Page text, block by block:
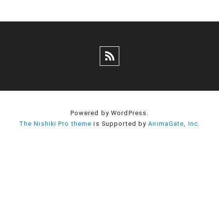
Powered by WordPress.
The Nishiki Pro theme is Supported byAnimaGate, Inc.